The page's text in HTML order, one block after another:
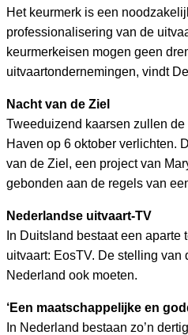
Het keurmerk is een
professionalisering van de
keurmerkeisen mogen geen
uitvaartondernemingen, vindt
Nacht van de Ziel
Tweeduizend kaarsen zullen
Haven op 6 oktober verlichten.
van de Ziel, een project van
gebonden aan de regels van
Nederlandse uitvaart-TV
In Duitsland bestaat een
uitvaart: EosTV. De stelling van
Nederland ook moeten.
‘Een maatschappelijke en
In Nederland bestaan zo’n